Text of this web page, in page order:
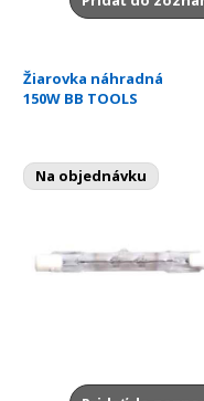
Žiarovka náhradná
150W BB TOOLS
Na objednávku